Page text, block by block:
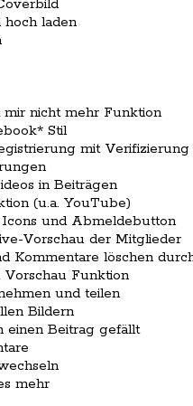
hoch laden
nicht mehr Funktion
Stil
mit
in Beiträgen
(u.a. YouTube)
und Abmeldebutton
Vorschau der Mitglieder
Kommentare löschen
Funktion
und teilen
Bildern
einen Beitrag gefällt
mehr